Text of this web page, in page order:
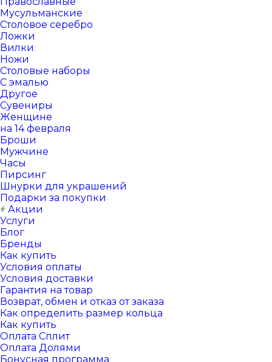
Мусульманские
Столовое серебро
Ложки
Вилки
Ножи
Столовые наборы
С эмалью
Другое
Сувениры
Женщине
на 14 февраля
Броши
Мужчине
Часы
Пирсинг
Шнурки для украшений
Подарки за покупки
Акции
Услуги
Блог
Бренды
Как купить
Условия оплаты
Условия доставки
Гарантия на товар
Возврат, обмен и отказ от заказа
Как определить размер кольца
Как купить
Оплата Сплит
Оплата Долями
Бонусная программа